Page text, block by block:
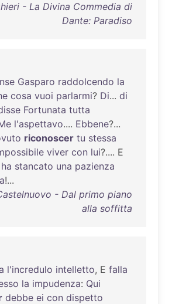
- La Divina Commedia di
Dante: Paradiso
Gasparo raddolcendo la
cosa vuoi parlarmi? Di... di
Fortunata tutta
l'aspettavo.... Ebbene?...
riconoscer tu stessa
viver con lui?.... E
ha stancato una pazienza
!...
- Dal primo piano
alla soffitta
l'incredulo intelletto, E falla
la impudenza: Qui
debbe ei con dispetto